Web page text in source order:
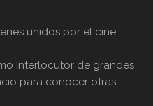
unidos por el cine.
interlocutor de grandes
para conocer otras